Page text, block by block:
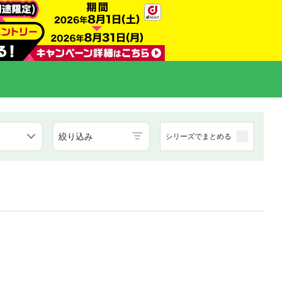
絞り込み シリーズでまとめる